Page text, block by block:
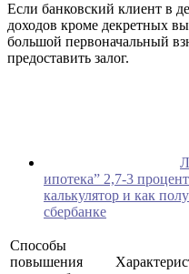
Если банковский клиент в
доходов кроме декретных
большой первоначальный
предоставить залог.
ипотека” 2,7-3
калькулятор и как
сбербанке
Способы
повышения